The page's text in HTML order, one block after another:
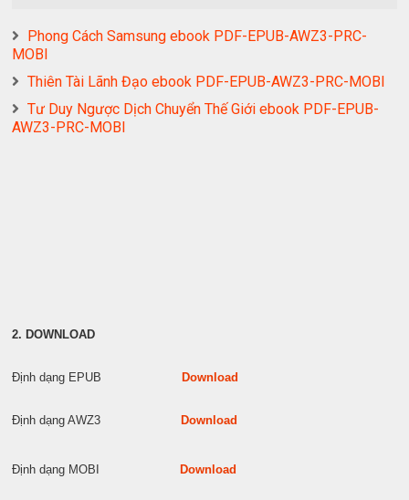
Phong Cách Samsung ebook PDF-EPUB-AWZ3-PRC-
MOBI
Thiên Tài Lãnh Đạo ebook PDF-EPUB-AWZ3-PRC-MOBI
Tư Duy Ngược Dịch Chuyển Thế Giới ebook PDF-EPUB-
AWZ3-PRC-MOBI
2. DOWNLOAD
Định dạng EPUBDownload
Định dạng AWZ3Download
Định dạng MOBIDownload